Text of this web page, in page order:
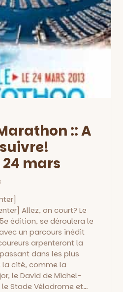
:: A
mars
Allez, on court? Le
édition, se déroulera le
un parcours inédit
arpenteront la
dans les plus
la cité, comme la
le David de Michel-
le Stade Vélodrome et…